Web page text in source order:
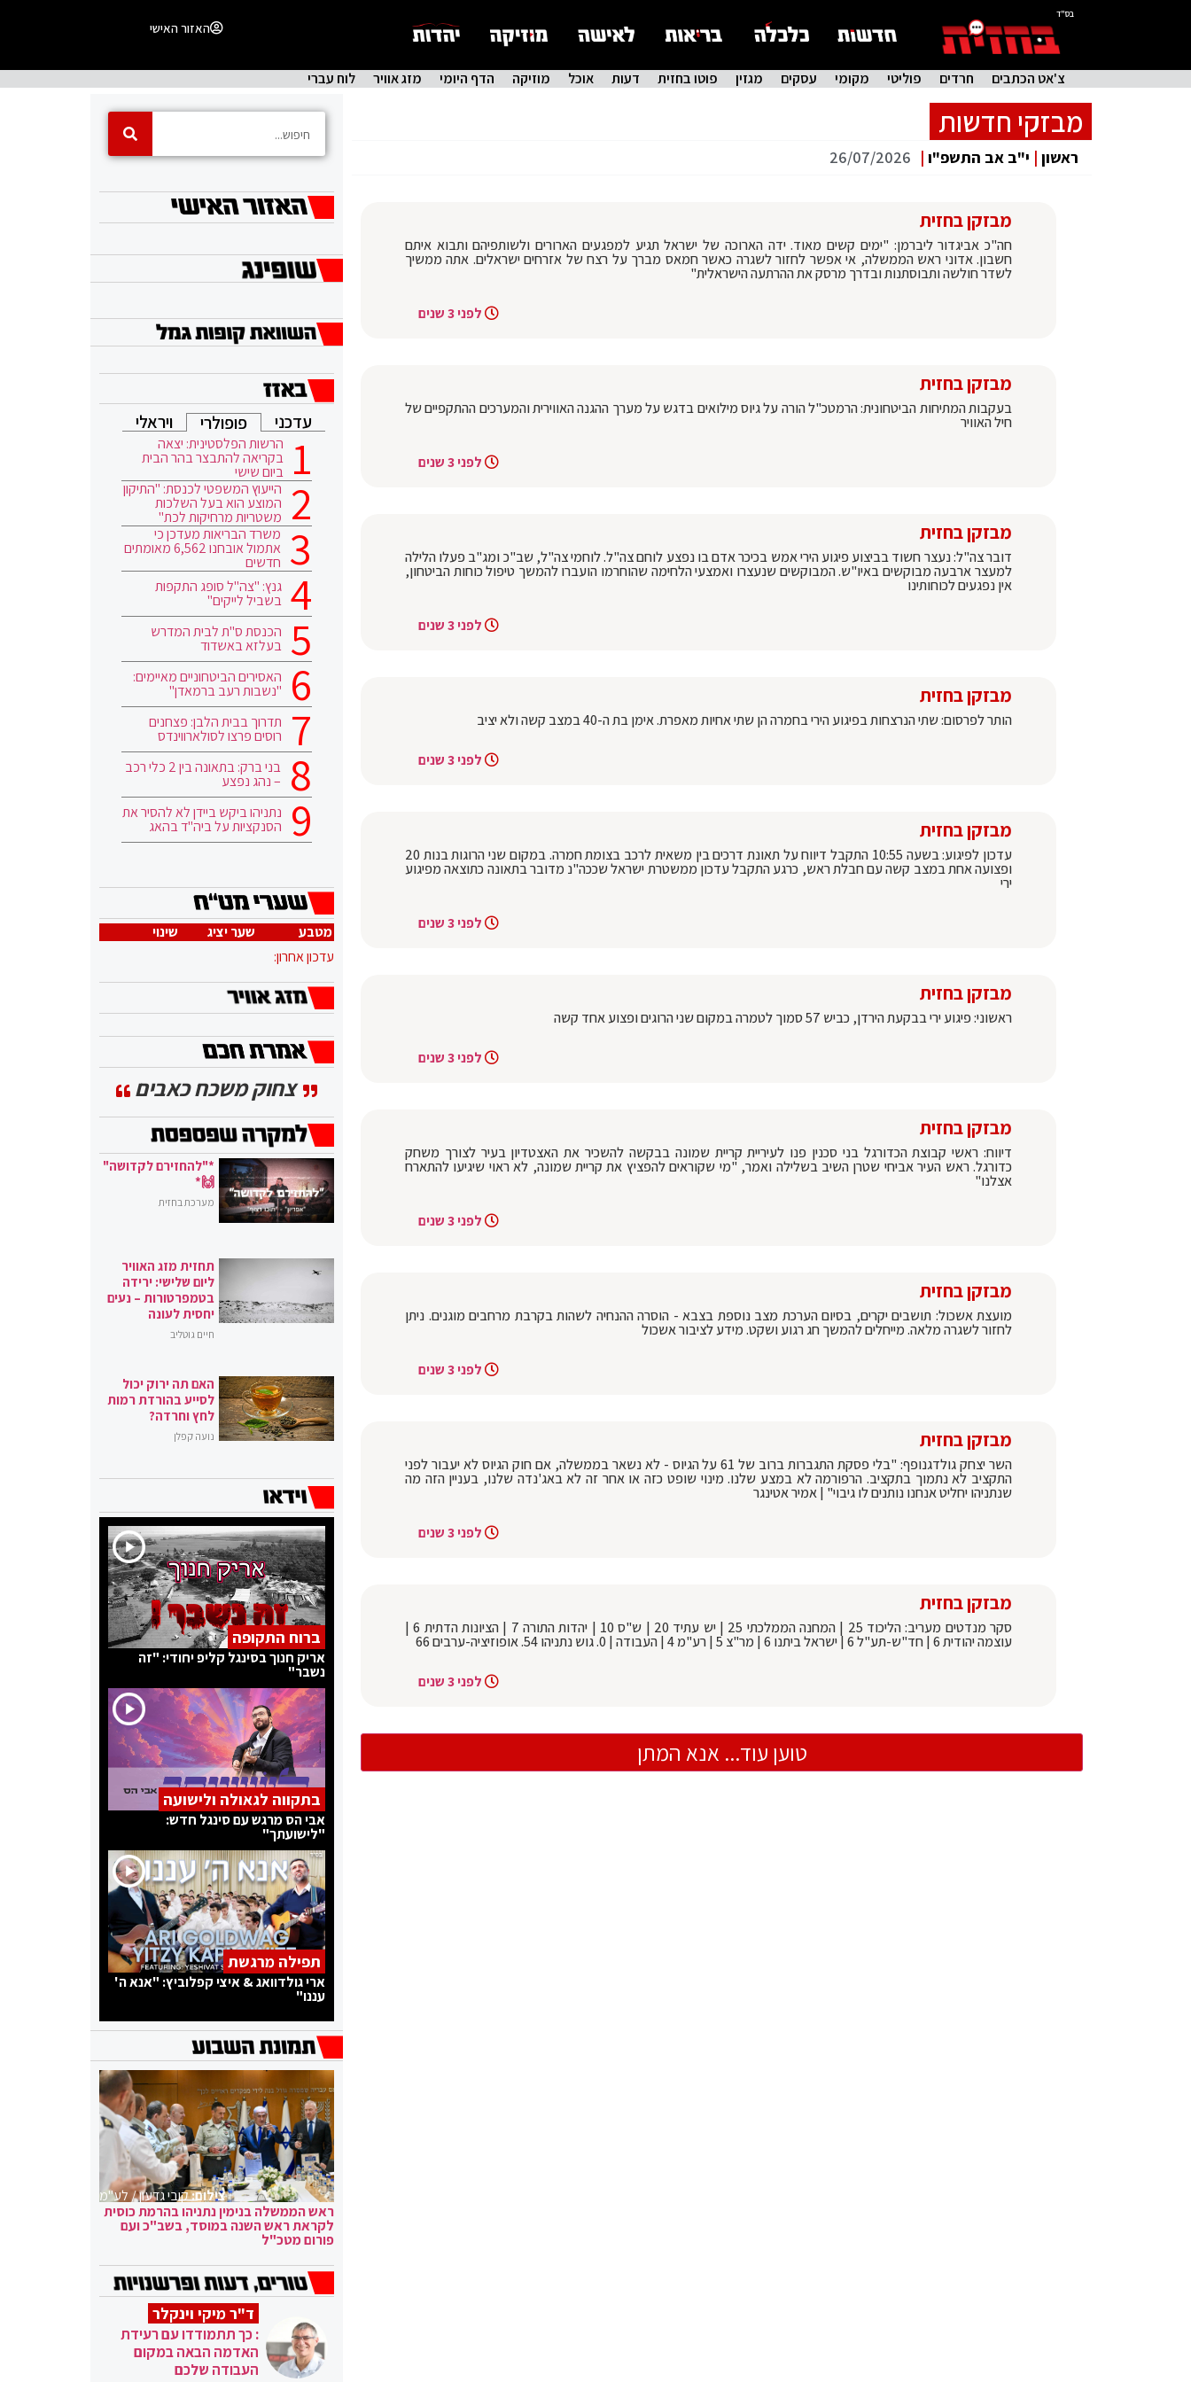
בס"ד
האזור האישי
צ'אט הכתבים חרדים פוליטי מקומי עסקים מגזין פוטו בחזית דעות אוכל מוזיקה הדף היומי מזג אוויר לוח עברי
מבזקי חדשות
ראשון | י"ב אב התשפ"ו |
26/07/2026
מבזקן בחזית
חה"כ אביגדור ליברמן: "ימים קשים מאוד. ידה הארוכה של ישראל תגיע למפגעים הארורים ולשותפיהם ותבוא איתם
חשבון. אדוני ראש הממשלה, אי אפשר לחזור לשגרה כאשר חמאס מברך על רצח של אזרחים ישראלים. אתה ממשיך
לשדר חולשה ותבוסתנות ובדרך מרסק את ההרתעה הישראלית"
לפני 3 שנים
מבזקן בחזית
בעקבות המתיחות הביטחונית: הרמטכ"ל הורה על גיוס מילואים בדגש על מערך ההגנה האווירית והמערכים ההתקפיים של
חיל האוויר
לפני 3 שנים
מבזקן בחזית
דובר צה"ל: נעצר חשוד בביצוע פיגוע הירי אמש בכיכר אדם בו נפצע לוחם צה"ל. לוחמי צה"ל, שב"כ ומג"ב פעלו הלילה
למעצר ארבעה מבוקשים באיו"ש. המבוקשים שנעצרו ואמצעי הלחימה שהוחרמו הועברו להמשך טיפול כוחות הביטחון,
אין נפגעים לכוחותינו
לפני 3 שנים
מבזקן בחזית
הותר לפרסום: שתי הנרצחות בפיגוע הירי בחמרה הן שתי אחיות מאפרת. אימן בת ה-40 במצב קשה ולא יציב
לפני 3 שנים
מבזקן בחזית
עדכון לפיגוע: בשעה 10:55 התקבל דיווח על תאונת דרכים בין משאית לרכב בצומת חמרה. במקום שני הרוגות בנות 20
ופצועה אחת במצב קשה עם חבלת ראש, כרגע התקבל עדכון ממשטרת ישראל שככה"נ מדובר בתאונה כתוצאה מפיגוע
ירי
לפני 3 שנים
מבזקן בחזית
ראשוני: פיגוע ירי בבקעת הירדן, כביש 57 סמוך לטמרה במקום שני הרוגים ופצוע אחד קשה
לפני 3 שנים
מבזקן בחזית
דיווח: ראשי קבוצת הכדורגל בני סכנין פנו לעיריית קריית שמונה בבקשה להשכיר את האצטדיון בעיר לצורך משחק
כדורגל. ראש העיר אביחי שטרן השיב בשלילה ואמר, "מי שקוראים להפציץ את קריית שמונה, לא ראוי שיגיעו להתארח
אצלנו"
לפני 3 שנים
מבזקן בחזית
מועצת אשכול: תושבים יקרים, בסיום הערכת מצב נוספת בצבא - הוסרה ההנחיה לשהות בקרבת מרחבים מוגנים. ניתן
לחזור לשגרה מלאה. מייחלים להמשך חג רגוע ושקט. מידע לציבור אשכול
לפני 3 שנים
מבזקן בחזית
השר יצחק גולדגנופף: "בלי פסקת התגברות ברוב של 61 על הגיוס - לא נשאר בממשלה, אם חוק הגיוס לא יעבור לפני
התקציב לא נתמוך בתקציב. הרפורמה לא במצע שלנו. מינוי שופט כזה או אחר זה לא באג'נדה שלנו, בעניין הזה מה
שנתניהו יחליט אנחנו נותנים לו גיבוי" | אמיר אטינגר
לפני 3 שנים
מבזקן בחזית
סקר מנדטים מעריב: הליכוד 25 | המחנה הממלכתי 25 | יש עתיד 20 | ש"ס 10 | יהדות התורה 7 | הציונות הדתית 6 |
עוצמה יהודית 6 | חד"ש-תע"ל 6 | ישראל ביתנו 6 | מר"צ 5 | רע"מ 4 | העבודה | 0. גוש נתניהו 54. אופוזיציה-ערבים 66
לפני 3 שנים
טוען עוד... אנא המתן
עדכני פופולרי ויראלי
הרשות הפלסטינית: יצאה
בקריאה להתבצר בהר הבית
ביום שישי
הייעוץ המשפטי לכנסת: "התיקון
המוצע הוא בעל השלכות
משטריות מרחיקות לכת"
משרד הבריאות מעדכן כי
אתמול אובחנו 6,562 מאומתים
חדשים
גנץ: "צה"ל סופג התקפות
בשביל לייקים"
הכנסת ס"ת לבית המדרש
בעלזא באשדוד
האסירים הביטחוניים מאיימים:
"נשבות רעב ברמאדן"
תדרוך בבית הלבן: פצחנים
רוסים פרצו לסולארווינדס
בני ברק: בתאונה בין 2 כלי רכב
– נהג נפצע
נתניהו ביקש ביידן לא להסיר את
הסנקציות על ביה"ד בהאג
מטבע שער יציג
שינוי
עדכון אחרון:
צחוק משכח כאבים
*"להחזירם לקדושה"
🙌*
מערכת בחזית
תחזית מזג האוויר
ליום שלישי: ירידה
בטמפרטורות – נעים
יחסית לעונה
חיים גוטליב
האם תה ירוק יכול
לסייע בהורדת רמות
לחץ וחרדה?
נועה קפלן
ברוח התקופה
אריק חנוך בסינגל קליפ יחודי: "זה
נשבר"
בתקווה לגאולה ולישועה
אבי הס מרגש עם סינגל חדש:
"לישועתך"
תפילה מרגשת
ארי גולדוואג & איצי קפלוביץ: "אנא ה'
עננו"
צילום:קובי גדעון / לע"מ
ראש הממשלה בנימין נתניהו בהרמת כוסית
לקראת ראש השנה במוסד, בשב"כ ועם
פורום מטכ"ל
ד"ר מיקי וינקלר
: כך תתמודדו עם רעידת
האדמה הבאה במקום
העבודה שלכם